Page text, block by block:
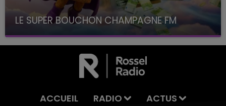
LE SUPER BOUCHON CHAMPAGNE FM
avec La Famille Champagne FM, à 8H10
ACCUEIL RADIO ACTUS